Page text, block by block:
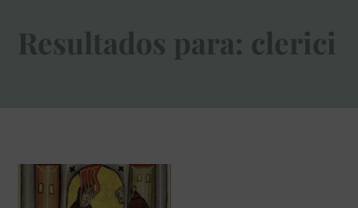
Resultados para: clerici